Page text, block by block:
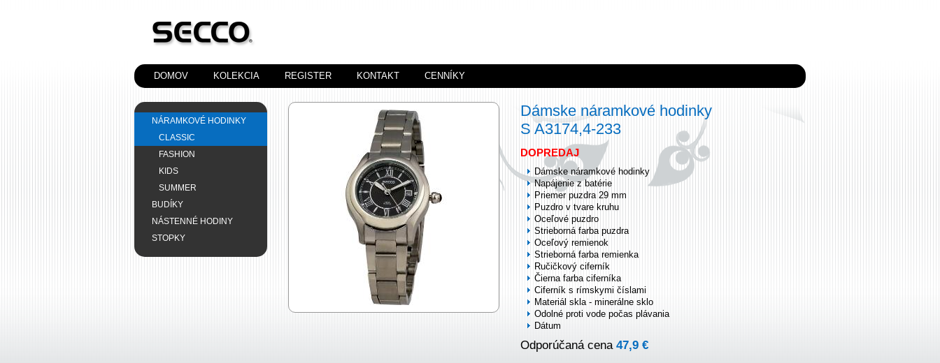
DOMOV KOLEKCIA REGISTER KONTAKT CENNÍKY
NÁRAMKOVÉ HODINKY
CLASSIC
FASHION
KIDS
SUMMER
BUDÍKY
NÁSTENNÉ HODINY
STOPKY
Dámske náramkové hodinky
S A3174,4-233
DOPREDAJ
Dámske náramkové hodinky
Napájenie z batérie
Priemer puzdra 29 mm
Puzdro v tvare kruhu
Oceľové puzdro
Strieborná farba puzdra
Oceľový remienok
Strieborná farba remienka
Ručičkový ciferník
Čierna farba ciferníka
Ciferník s rímskymi číslami
Materiál skla - minerálne sklo
Odolné proti vode počas plávania
Dátum
Odporúčaná cena 47,9 €